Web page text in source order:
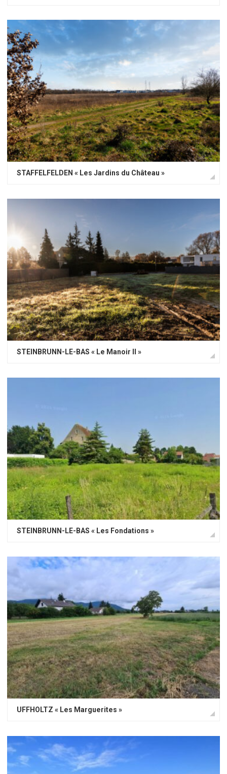
STAFFELFELDEN « Les Jardins du Château »
STEINBRUNN-LE-BAS « Le Manoir II »
STEINBRUNN-LE-BAS « Les Fondations »
UFFHOLTZ « Les Marguerites »